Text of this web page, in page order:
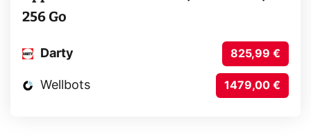
256 Go
Darty 825,99 €
Wellbots 1479,00 €